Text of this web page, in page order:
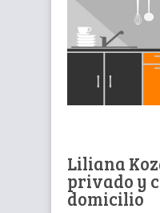
Liliana
privado y
domicilio